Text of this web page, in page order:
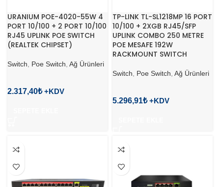
URANIUM POE-4020-55W 4
PORT 10/100 + 2 PORT 10/100
RJ45 UPLINK POE SWITCH
(REALTEK CHIPSET)
Switch Poe Switch Ağ Ürünleri
2.317,40₺
TP-LINK TL-SL1218MP 16 PORT
10/100 + 2XGB RJ45/SFP
UPLINK COMBO 250 METRE
POE MESAFE 192W
RACKMOUNT SWITCH
Switch Poe Switch Ağ Ürünleri
5.296,91₺